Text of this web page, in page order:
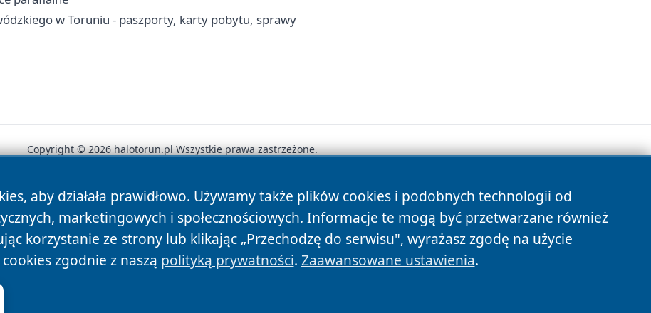
w Toruniu - paszporty, karty pobytu, sprawy
aby działała prawidłowo. Używamy także plików cookies i podobnych technologii od
marketingowych i społecznościowych. Informacje te mogą być przetwarzane również
korzystanie ze strony lub klikając „Przechodzę do serwisu", wyrażasz zgodę na użycie
zgodnie z naszą polityką prywatności. Zaawansowane ustawienia.
Copyright © 2026 halotorun.pl Wszystkie prawa zastrzeżone.
News Autorzy Polityka Prywatności Polityka Cookies